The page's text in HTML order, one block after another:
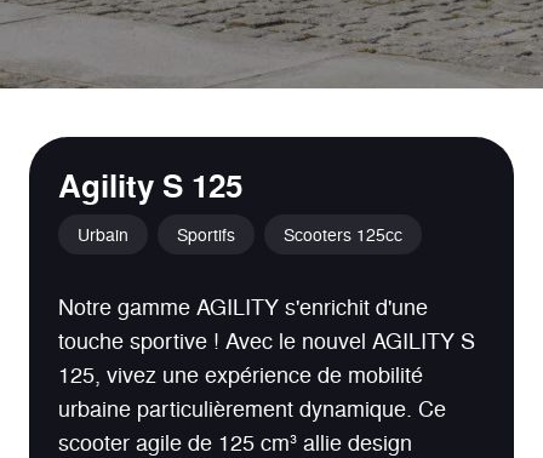
Agility S 125
Urbain Sportifs Scooters 125cc
Notre gamme AGILITY s'enrichit d'une
touche sportive ! Avec le nouvel AGILITY S
125, vivez une expérience de mobilité
urbaine particulièrement dynamique. Ce
scooter agile de 125 cm³ allie design